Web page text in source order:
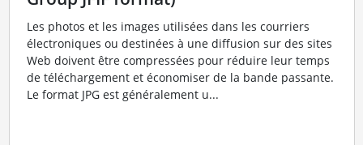
Les photos et les images utilisées dans les courriers
électroniques ou destinées à une diffusion sur des sites
Web doivent être compressées pour réduire leur temps
de téléchargement et économiser de la bande passante.
Le format JPG est généralement u...